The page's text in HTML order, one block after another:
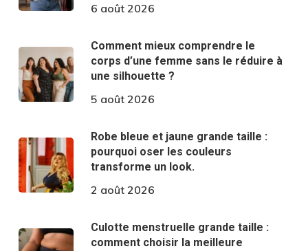
6 août 2026
Comment mieux comprendre le
corps d’une femme sans le réduire à
une silhouette ?
5 août 2026
Robe bleue et jaune grande taille :
pourquoi oser les couleurs
transforme un look.
2 août 2026
Culotte menstruelle grande taille :
comment choisir la meilleure